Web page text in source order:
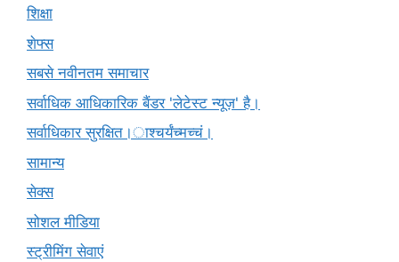
शिक्षा
शेफ्स
सबसे नवीनतम समाचार
सर्वाधिक आधिकारिक बैंडर 'लेटेस्ट न्यूज़' है।
सर्वाधिकार सुरक्षित।ाश्चर्यंच्मच्चं।
सामान्य
सेक्स
सोशल मीडिया
स्ट्रीमिंग सेवाएं